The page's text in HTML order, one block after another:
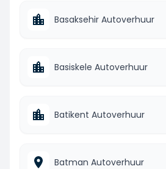
Basaksehir Autoverhuur
Basiskele Autoverhuur
Batikent Autoverhuur
Batman Autoverhuur